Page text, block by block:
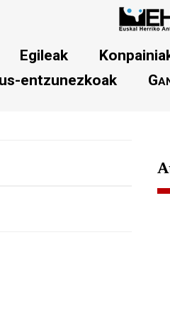
Egileak
entzunezkoak